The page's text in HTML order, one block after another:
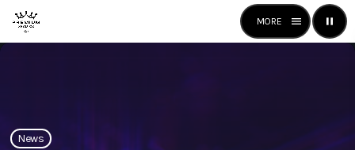
menu
pause
close
News